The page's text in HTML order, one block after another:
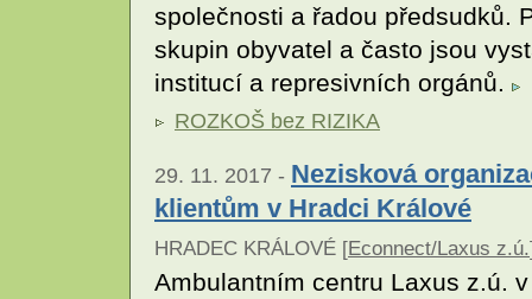
společnosti a řadou předsudků.
skupin obyvatel a často jsou
institucí a represivních orgánů.
ROZKOŠ bez RIZIKA
29. 11. 2017 - Nezisková
klientům v Hradci Králové
HRADEC KRÁLOVÉ [Econnect/Laxus z.ú.
Ambulantním centru Laxus z.ú.